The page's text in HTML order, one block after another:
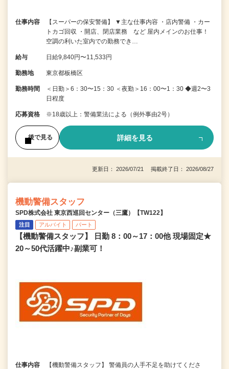
仕事内容
【スーパーの保安警備】 ▼主な仕事内容 ・店内警備 ・カー
トカゴ回収 ・開店、閉店業務 など 屋内メインのお仕事！
空調の利いた室内での勤務でき…
給与 日給9,840円〜11,533円
勤務地 東京都板橋区
勤務時間
＜日勤＞6：30〜15：30 ＜夜勤＞16：00〜1：30 ◆週2〜3
日程度
応募資格 ※18歳以上：警備業法による（例外事由2号）
後で見る 詳細を見る
更新日： 2026/07/21 掲載終了日： 2026/08/27
機動警備スタッフ
SPD株式会社 東京西巡回センター（三鷹）【TW122】
注目 アルバイト パート
【機動警備スタッフ】 日勤 8：00～17：00他 現場固定★
20～50代活躍中♪副業可！
仕事内容
【機動警備スタッフ】 警備員の人手不足を助けてくださ